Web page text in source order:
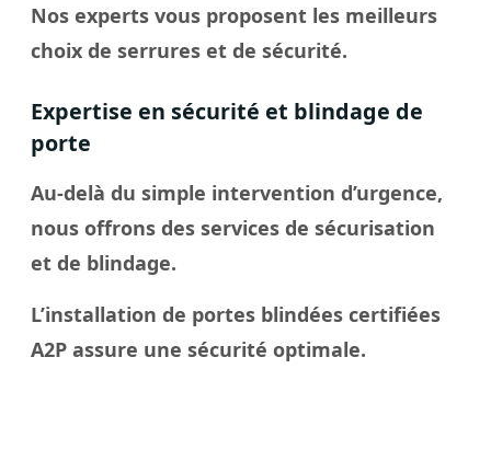
Nos experts vous proposent les meilleurs
choix de serrures et de sécurité.
Expertise en sécurité et blindage de
porte
Au-delà du simple intervention d’urgence,
nous offrons des services de sécurisation
et de blindage.
L’installation de portes blindées certifiées
A2P assure une sécurité optimale.